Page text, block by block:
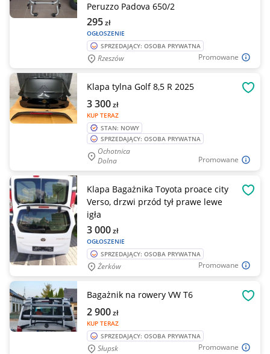
Promowane
Peruzzo Padova 650/2
OGŁOSZENIE
295zł
SPRZEDAJĄCY: OSOBA PRYWATNA
Rzeszów
Promowane
Klapa tylna Golf 8,5 R 2025
KUP TERAZ
3 300zł
STAN: NOWY
SPRZEDAJĄCY: OSOBA PRYWATNA
Ochotnica
Dolna
Promowane
Klapa Bagażnika Toyota proace city
Verso, drzwi przód tył prawe lewe
igła
OGŁOSZENIE
3 000zł
SPRZEDAJĄCY: OSOBA PRYWATNA
Żerków
Promowane
Bagażnik na rowery VW T6
KUP TERAZ
2 900zł
SPRZEDAJĄCY: OSOBA PRYWATNA
Słupsk